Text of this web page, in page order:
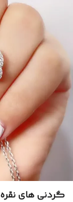
گردنی های نقره